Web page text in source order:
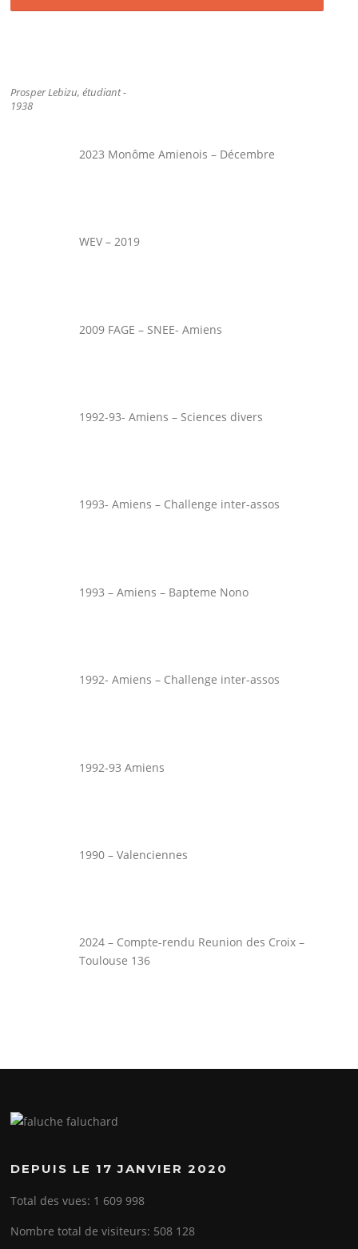
Prosper Lebizu, étudiant -
1938
2023 Monôme Amienois – Décembre
WEV – 2019
2009 FAGE – SNEE- Amiens
1992-93- Amiens – Sciences divers
1993- Amiens – Challenge inter-assos
1993 – Amiens – Bapteme Nono
1992- Amiens – Challenge inter-assos
1992-93 Amiens
1990 – Valenciennes
2024 – Compte-rendu Reunion des Croix –
Toulouse 136
DEPUIS LE 17 JANVIER 2020
Total des vues: 1 609 998
Nombre total de visiteurs: 508 128